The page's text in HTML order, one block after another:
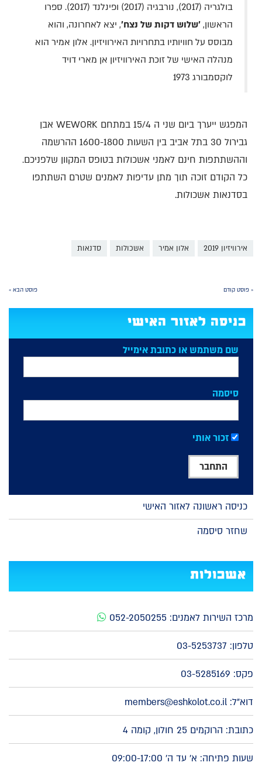
בולגריה (2017), נורבגיה (2017) ופינלנד (2017). ספרו
הראשון,'שלוש דקות של נצח', יצא לאחרונה, והוא
מבוסס על חוויותיו בתחרויות האירוויזיון. אלון אמיר הוא
מנהלה האישי של זוכת האירוויזיון אן מארי דויד
לוקסמבורג 1973
המפגש ייערך ביום שני ה 15/4 במתחם WEWORK אבן
גבירול 30 בתל אביב בין השעות 1600-1800 ההרשמה
וההשתתפות חינם לאמני אשכולות בטופס המקוון שלפניכם.
כל הקודם זוכה תוך מתן עדיפות לאמנים שטרם השתתפו
בסדנאות אשכולות.
אירוויזיון 2019 אלון אמיר אשכולות סדנאות
« פוסט קודם פוסט הבא »
כניסה לאזור האישי
שם משתמש או כתובת אימייל
סיסמה
זכור אותי
כניסה ראשונה לאזור האישי
שחזר סיסמה
אשכולות
מרכז השירות לאמנים: 052-2050255
טלפון: 03-5253737
פקס: 03-5285169
דוא"ל: members@eshkolot.co.il
כתובת: הרוקמים 25 חולון, קומה 4
שעות פתיחה: א' עד ה' 09:00-17:00